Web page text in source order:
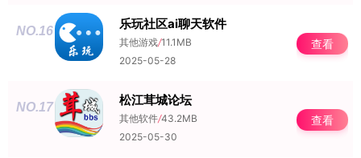
NO.16 乐玩社区ai聊天软件
其他游戏/11.1MB
2025-05-28
查看
NO.17 松江茸城论坛
其他软件/43.2MB
2025-05-30
查看